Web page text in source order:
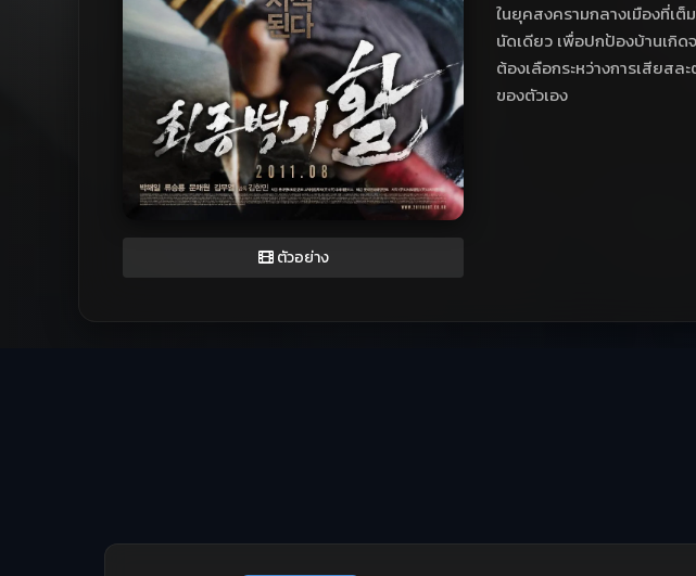
ตัวอย่าง
ในยุคสงครามกลางเมืองที่เ
นัดเดียว เพื่อปกป้องบ้านเกิ
ต้องเลือกระหว่างการเสียส
ของตัวเอง